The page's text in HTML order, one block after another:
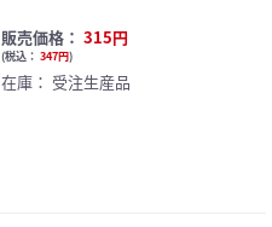
販売価格： 315円
(税込： 347円)
在庫： 受注生産品